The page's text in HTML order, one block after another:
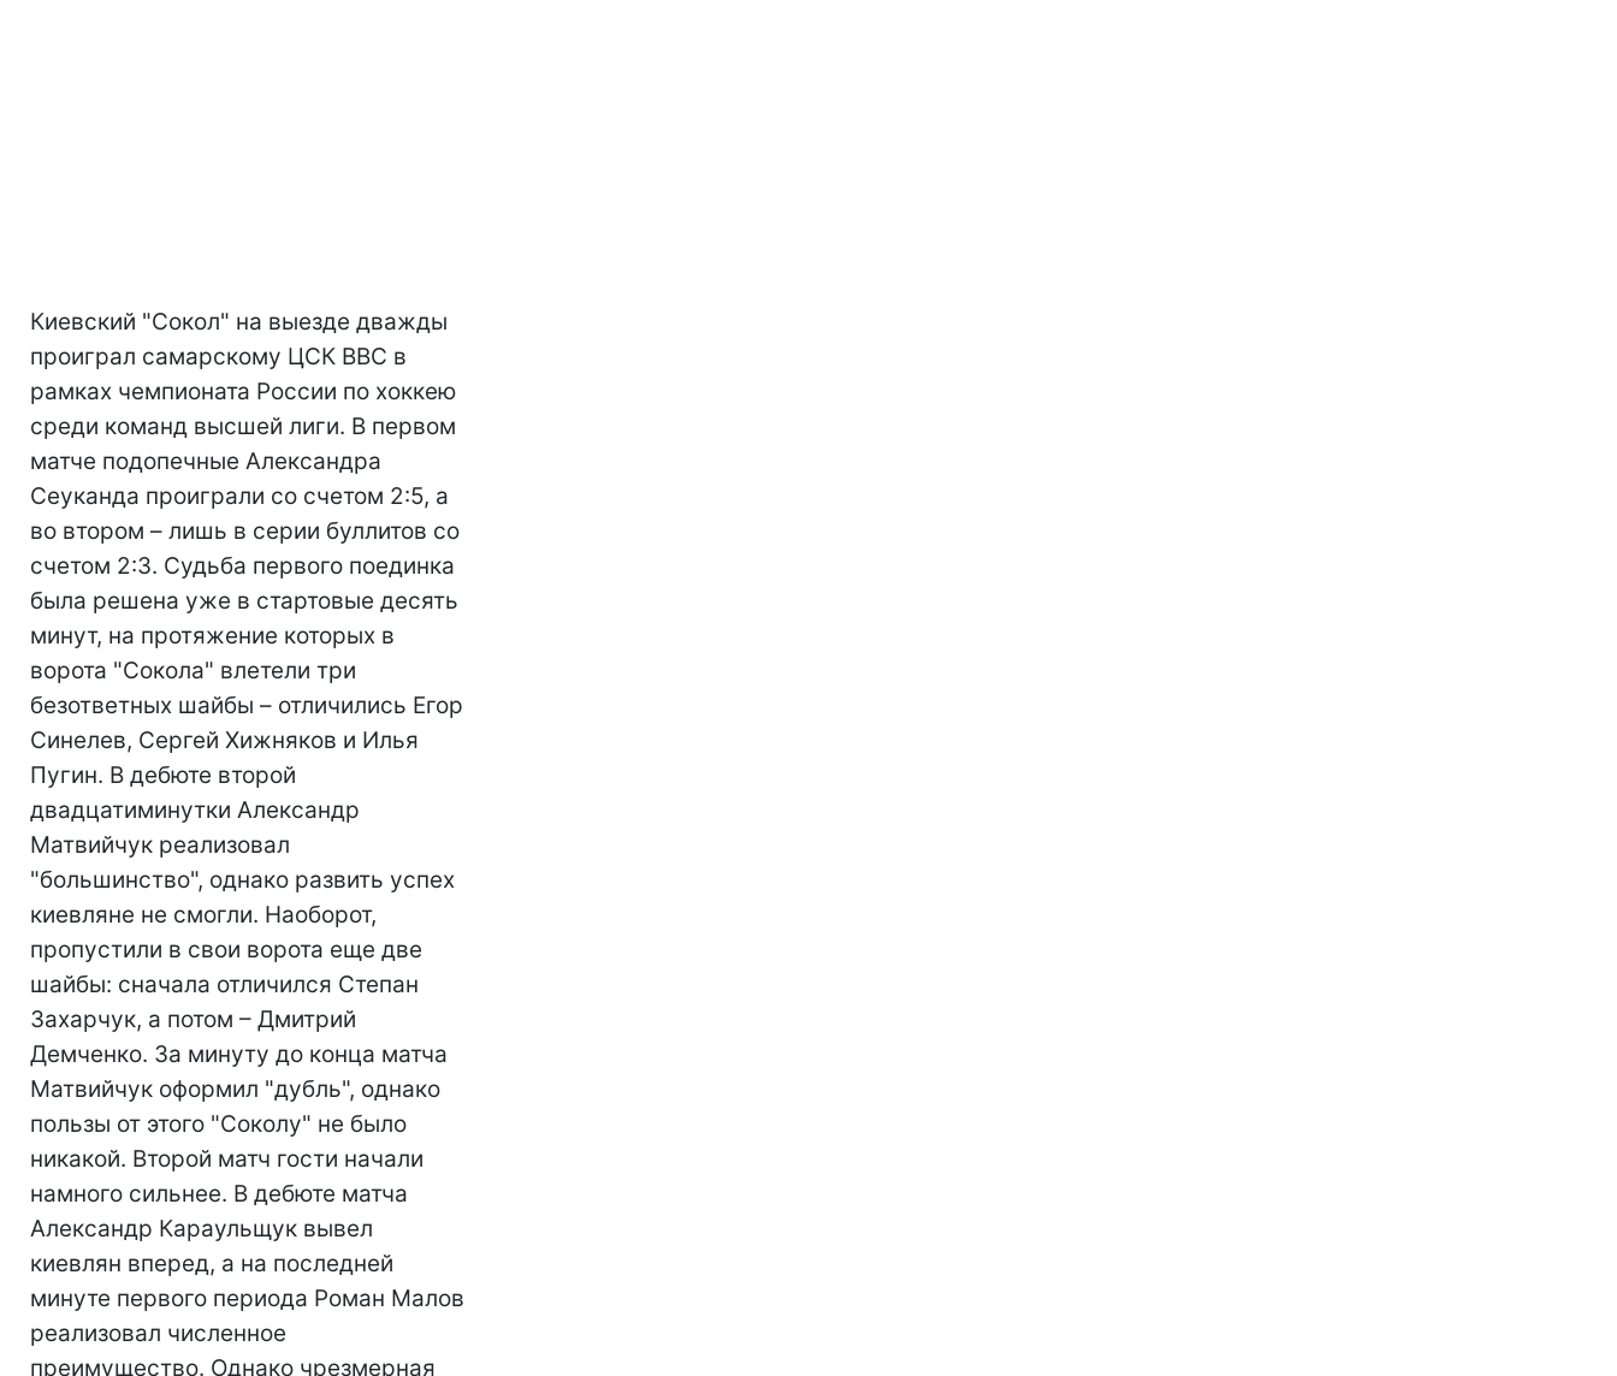
Киевский "Сокол" на выезде дважды
проиграл самарскому ЦСК ВВС в
рамках чемпионата России по хоккею
среди команд высшей лиги. В первом
матче подопечные Александра
Сеуканда проиграли со счетом 2:5, а
во втором – лишь в серии буллитов со
счетом 2:3. Судьба первого поединка
была решена уже в стартовые десять
минут, на протяжение которых в
ворота "Сокола" влетели три
безответных шайбы – отличились Егор
Синелев, Сергей Хижняков и Илья
Пугин. В дебюте второй
двадцатиминутки Александр
Матвийчук реализовал
"большинство", однако развить успех
киевляне не смогли. Наоборот,
пропустили в свои ворота еще две
шайбы: сначала отличился Степан
Захарчук, а потом – Дмитрий
Демченко. За минуту до конца матча
Матвийчук оформил "дубль", однако
пользы от этого "Соколу" не было
никакой. Второй матч гости начали
намного сильнее. В дебюте матча
Александр Караульщук вывел
киевлян вперед, а на последней
минуте первого периода Роман Малов
реализовал численное
преимущество. Однако чрезмерная